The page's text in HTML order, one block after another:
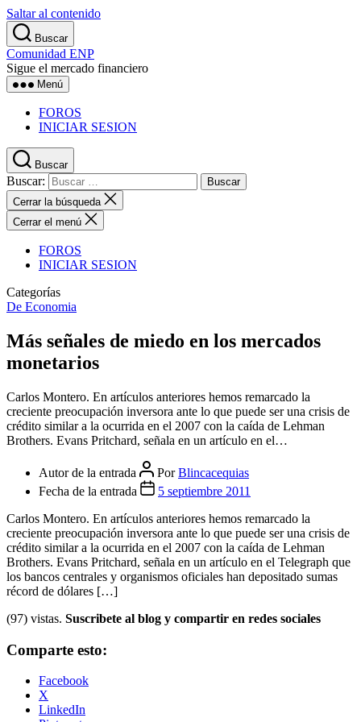
Saltar al contenido
Buscar
Comunidad ENP
Sigue el mercado financiero
Menú
FOROS
INICIAR SESION
Buscar
Buscar:
Cerrar la búsqueda
Cerrar el menú
FOROS
INICIAR SESION
Categorías
De Economia
Más señales de miedo en los mercados
monetarios
Carlos Montero. En artículos anteriores hemos remarcado la
creciente preocupación inversora ante lo que puede ser una crisis de
crédito similar a la ocurrida en el 2007 con la caída de Lehman
Brothers. Evans Pritchard, señala en un artículo en el…
Autor de la entrada PorBlincacequias
Fecha de la entrada
5 septiembre 2011
Carlos Montero. En artículos anteriores hemos remarcado la
creciente preocupación inversora ante lo que puede ser una crisis de
crédito similar a la ocurrida en el 2007 con la caída de Lehman
Brothers. Evans Pritchard, señala en un artículo en el Telegraph que
los bancos centrales y organismos oficiales han depositado sumas
récord de dólares […]
(97) vistas. Suscribete al blog y compartir en redes sociales
Comparte esto:
Facebook
X
LinkedIn